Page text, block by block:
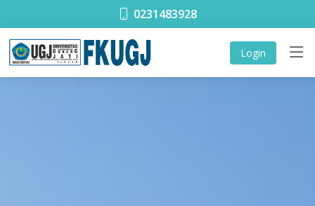
0231483928
Login